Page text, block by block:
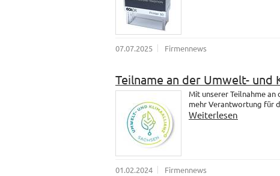
07.07.2025 Firmennews
Teilname an der Umwelt- und
Mit unserer Teilnahme
mehr Verantwortung für
Weiterlesen
01.02.2024 Firmennews